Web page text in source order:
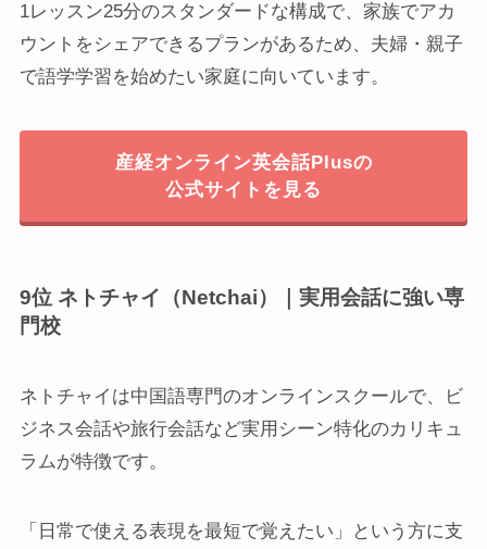
1レッスン25分のスタンダードな構成で、家族でアカ
ウントをシェアできるプランがあるため、夫婦・親子
で語学学習を始めたい家庭に向いています。
産経オンライン英会話Plusの
公式サイトを見る
9位 ネトチャイ（Netchai）｜実用会話に強い専
門校
ネトチャイは中国語専門のオンラインスクールで、ビ
ジネス会話や旅行会話など実用シーン特化のカリキュ
ラムが特徴です。
「日常で使える表現を最短で覚えたい」という方に支